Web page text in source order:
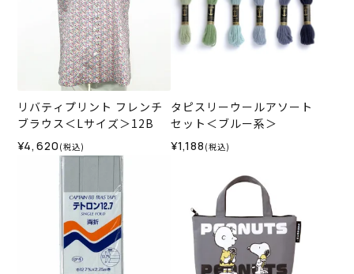
リバティプリント フレンチ
ブラウス＜Lサイズ＞12B
¥4,620 (税込)
タピスリーウールアソート
セット＜ブルー系＞
¥1,188 (税込)